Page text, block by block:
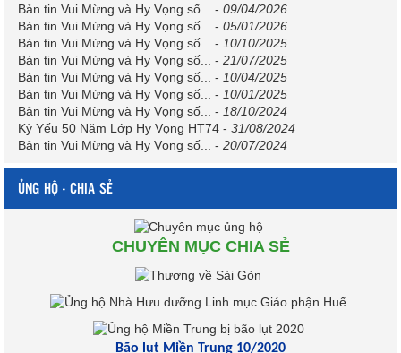
Bản tin Vui Mừng và Hy Vọng số...
- 09/04/2026
Bản tin Vui Mừng và Hy Vọng số...
- 05/01/2026
Bản tin Vui Mừng và Hy Vọng số...
- 10/10/2025
Bản tin Vui Mừng và Hy Vọng số...
- 21/07/2025
Bản tin Vui Mừng và Hy Vọng số...
- 10/04/2025
Bản tin Vui Mừng và Hy Vọng số...
- 10/01/2025
Bản tin Vui Mừng và Hy Vọng số...
- 18/10/2024
Kỷ Yếu 50 Năm Lớp Hy Vọng HT74 - 31/08/2024
Bản tin Vui Mừng và Hy Vọng số...
- 20/07/2024
ỦNG HỘ - CHIA SẺ
CHUYÊN MỤC CHIA SẺ
Bão lụt Miền Trung 10/2020